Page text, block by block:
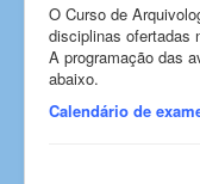
O Curso de
disciplinas ofertadas
A programação das
abaixo.
Calendário de